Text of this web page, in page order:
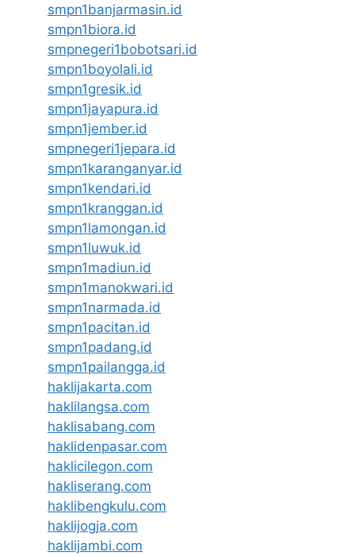
smpn1banjarmasin.id
smpn1biora.id
smpnegeri1bobotsari.id
smpn1boyolali.id
smpn1gresik.id
smpn1jayapura.id
smpn1jember.id
smpnegeri1jepara.id
smpn1karanganyar.id
smpn1kendari.id
smpn1kranggan.id
smpn1lamongan.id
smpn1luwuk.id
smpn1madiun.id
smpn1manokwari.id
smpn1narmada.id
smpn1pacitan.id
smpn1padang.id
smpn1pailangga.id
haklijakarta.com
haklilangsa.com
haklisabang.com
haklidenpasar.com
haklicilegon.com
hakliserang.com
haklibengkulu.com
haklijogja.com
haklijambi.com